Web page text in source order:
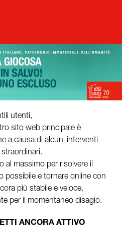
utenti,
sito web principale è
a causa di alcuni interventi
al massimo per risolvere il
possibile e tornare online con
più stabile e veloce.
per il momentaneo disagio.
ANCORA ATTIVO